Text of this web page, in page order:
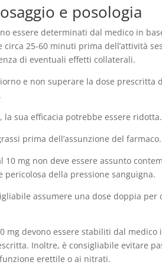
e posologia
essere determinati dal medico in
25-60 minuti prima dell’attività
di eventuali effetti collaterali.
e non superare la dose
la sua efficacia potrebbe essere ridotta.
prima dell’assunzione del farmaco.
10 mg non deve essere assunto
della pressione sanguigna.
assumere una dose doppia
mg devono essere stabiliti dal
Inoltre, è consigliabile evitare
erettile o ai nitrati.